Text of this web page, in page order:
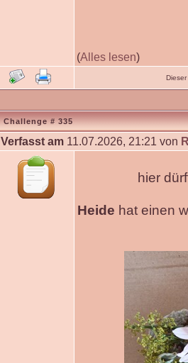
(Alles lesen)
Challenge # 335
Verfasst am 11.07.2026, 21:21 von
hier
Heide hat einen